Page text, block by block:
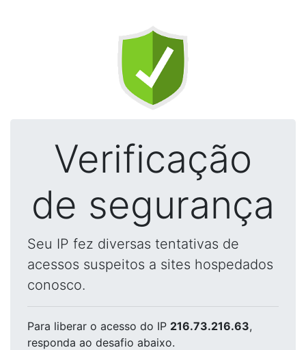
Verificação
de segurança
Seu IP fez diversas tentativas de
acessos suspeitos a sites hospedados
conosco.
Para liberar o acesso do IP 216.73.216.63,
responda ao desafio abaixo.